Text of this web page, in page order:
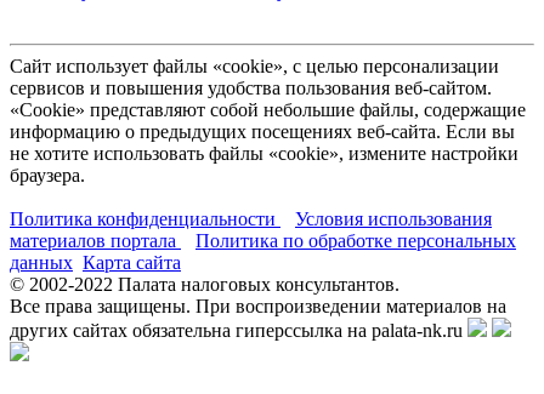
Сайт использует файлы «cookie», с целью персонализации
сервисов и повышения удобства пользования веб-сайтом.
«Cookie» представляют собой небольшие файлы, содержащие
информацию о предыдущих посещениях веб-сайта. Если вы
не хотите использовать файлы «cookie», измените настройки
браузера.
Политика конфиденциальности
Условия использования
материалов портала
Политика по обработке персональных
данных Карта сайта
© 2002-2022 Палата налоговых консультантов.
Все права защищены. При воспроизведении материалов на
других сайтах обязательна гиперссылка на palata-nk.ru